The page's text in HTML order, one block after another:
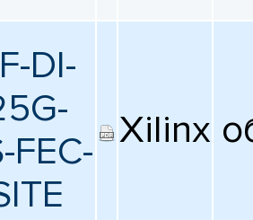
DI-
FEC- Xilinx